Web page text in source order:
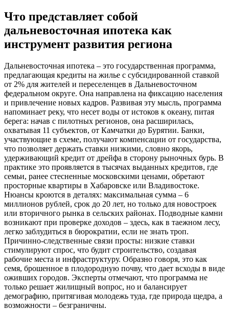
Что представляет собой
дальневосточная ипотека как
инструмент развития региона
Дальневосточная ипотека – это государственная программа,
предлагающая кредиты на жилье с субсидированной ставкой
от 2% для жителей и переселенцев в Дальневосточном
федеральном округе. Она направлена на фиксацию населения
и привлечение новых кадров. Развивая эту мысль, программа
напоминает реку, что несет воды от истоков к океану, питая
берега: начав с пилотных регионов, она расширилась,
охватывая 11 субъектов, от Камчатки до Бурятии. Банки,
участвующие в схеме, получают компенсации от государства,
что позволяет держать ставки низкими, словно якорь,
удерживающий кредит от дрейфа в сторону рыночных бурь. В
практике это проявляется в тысячах выданных кредитов, где
семьи, ранее стесненные московскими ценами, обретают
просторные квартиры в Хабаровске или Владивостоке.
Нюансы кроются в деталях: максимальная сумма – 6
миллионов рублей, срок до 20 лет, но только для новостроек
или вторичного рынка в сельских районах. Подводные камни
возникают при проверке доходов – здесь, как в таежном лесу,
легко заблудиться в бюрократии, если не знать троп.
Причинно-следственные связи просты: низкие ставки
стимулируют спрос, что будит строительство, создавая
рабочие места и инфраструктуру. Образно говоря, это как
семя, брошенное в плодородную почву, что дает всходы в виде
оживших городов. Эксперты отмечают, что программа не
только решает жилищный вопрос, но и балансирует
демографию, притягивая молодежь туда, где природа щедра, а
возможности – безграничны.